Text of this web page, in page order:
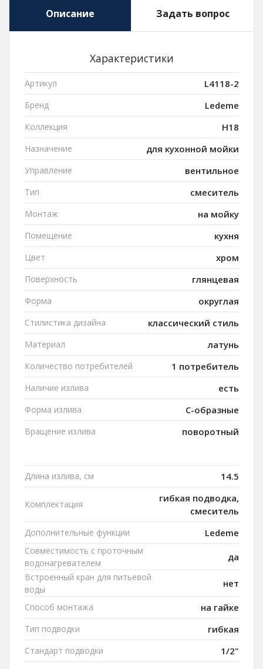
Описание Задать вопрос
Характеристики
Артикул L4118-2
Бренд Ledeme
Коллекция H18
Назначение для кухонной мойки
Управление вентильное
Тип смеситель
Монтаж на мойку
Помещение кухня
Цвет хром
Поверхность глянцевая
Форма округлая
Стилистика дизайна классический стиль
Материал латунь
Количество потребителей 1 потребитель
Наличие излива есть
Форма излива C-образные
Вращение излива поворотный
Длина излива, см 14.5
Комплектация
гибкая подводка,
смеситель
Дополнительные функции Ledeme
Совместимость с проточным
водонагревателем
да
Встроенный кран для питьевой
воды
нет
Способ монтажа на гайке
Тип подводки гибкая
Стандарт подводки
1/2"